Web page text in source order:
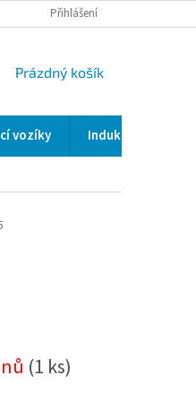
/ VALIDACE/ WELDSCANNER S3
Přihlášení
NÁKUPNÍ
Prázdný košík
vozíky Indukční a
(1 ks)